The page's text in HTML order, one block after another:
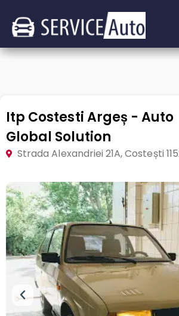
Itp Costesti Argeș - Auto
Global Solution
Strada Alexandriei 21A, Costești